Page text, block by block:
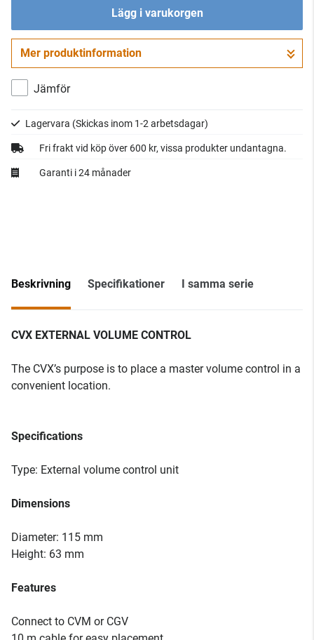
Lägg i varukorgen
Gå till kassan
Mer produktinformation
Jämför
Lagervara (Skickas inom 1-2 arbetsdagar)
Fri frakt vid köp över 600 kr, vissa produkter undantagna.
Garanti i 24 månader
Beskrivning Specifikationer I samma serie
CVX EXTERNAL VOLUME CONTROL
The CVX’s purpose is to place a master volume control in a
convenient location.
Specifications
Type: External volume control unit
Dimensions
Diameter: 115 mm
Height: 63 mm
Features
Connect to CVM or CGV